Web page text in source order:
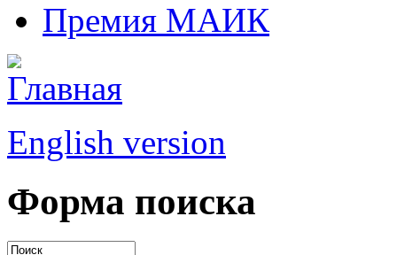
Премия МАИК
English version
Форма поиска